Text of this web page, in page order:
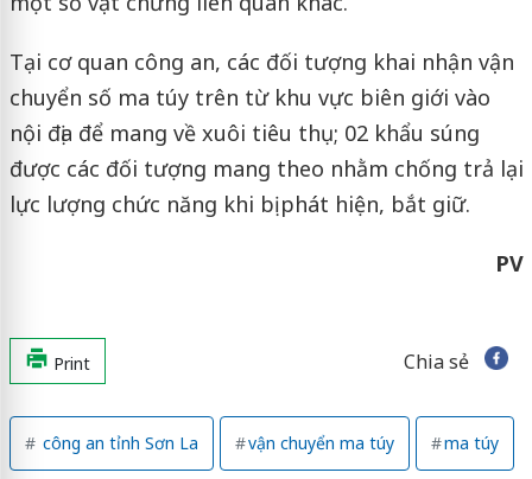
Tại cơ quan công an, các đối tượng khai nhận vận
chuyển số ma túy trên từ khu vực biên giới vào
nội địa để mang về xuôi tiêu thụ; 02 khẩu súng
được các đối tượng mang theo nhằm chống trả lại
lực lượng chức năng khi bị phát hiện, bắt giữ.
PV
Print Chia sẻ
công an tỉnh Sơn La vận chuyển ma túy ma túy